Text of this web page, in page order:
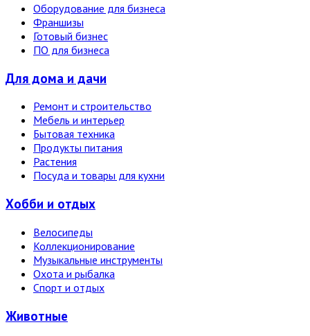
Оборудование для бизнеса
Франшизы
Готовый бизнес
ПО для бизнеса
Для дома и дачи
Ремонт и строительство
Мебель и интерьер
Бытовая техника
Продукты питания
Растения
Посуда и товары для кухни
Хобби и отдых
Велосипеды
Коллекционирование
Музыкальные инструменты
Охота и рыбалка
Спорт и отдых
Животные